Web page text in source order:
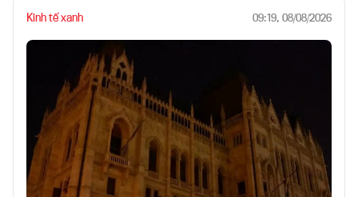
Kinh tế xanh 09:19, 08/08/2026